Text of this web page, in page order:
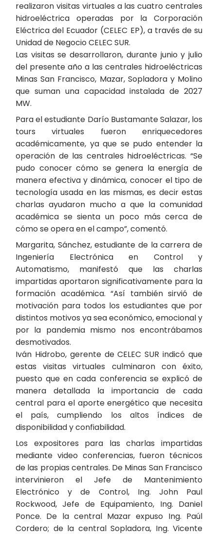
realizaron visitas virtuales a las cuatro centrales
hidroeléctrica operadas por la Corporación
Eléctrica del Ecuador (CELEC EP), a través de su
Unidad de Negocio CELEC SUR.
Las visitas se desarrollaron, durante junio y julio
del presente año a las centrales hidroeléctricas
Minas San Francisco, Mazar, Sopladora y Molino
que suman una capacidad instalada de 2027
MW.
Para el estudiante Darío Bustamante Salazar, los
tours virtuales fueron enriquecedores
académicamente, ya que se pudo entender la
operación de las centrales hidroeléctricas. “Se
pudo conocer cómo se genera la energía de
manera efectiva y dinámica, conocer el tipo de
tecnología usada en las mismas, es decir estas
charlas ayudaron mucho a que la comunidad
académica se sienta un poco más cerca de
cómo se opera en el campo”, comentó.
Margarita, Sánchez, estudiante de la carrera de
Ingeniería Electrónica en Control y
Automatismo, manifestó que las charlas
impartidas aportaron significativamente para la
formación académica. “Así también sirvió de
motivación para todos los estudiantes que por
distintos motivos ya sea económico, emocional y
por la pandemia mismo nos encontrábamos
desmotivados.
Iván Hidrobo, gerente de CELEC SUR indicó que
estas visitas virtuales culminaron con éxito,
puesto que en cada conferencia se explicó de
manera detallada la importancia de cada
central para el aporte energético que necesita
el país, cumpliendo los altos índices de
disponibilidad y confiabilidad.
Los expositores para las charlas impartidas
mediante video conferencias, fueron técnicos
de las propias centrales. De Minas San Francisco
intervinieron el Jefe de Mantenimiento
Electrónico y de Control, Ing. John Paul
Rockwood, Jefe de Equipamiento, Ing. Daniel
Ponce. De la central Mazar expuso Ing. Paúl
Cordero; de la central Sopladora, Ing. Vicente